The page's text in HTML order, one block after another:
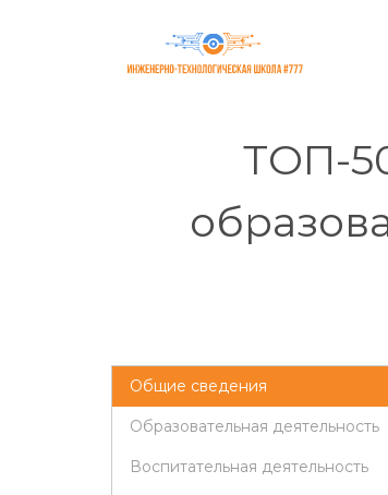
ТОП-
Общие сведения
Образовательная деятельность
Воспитательная деятельность